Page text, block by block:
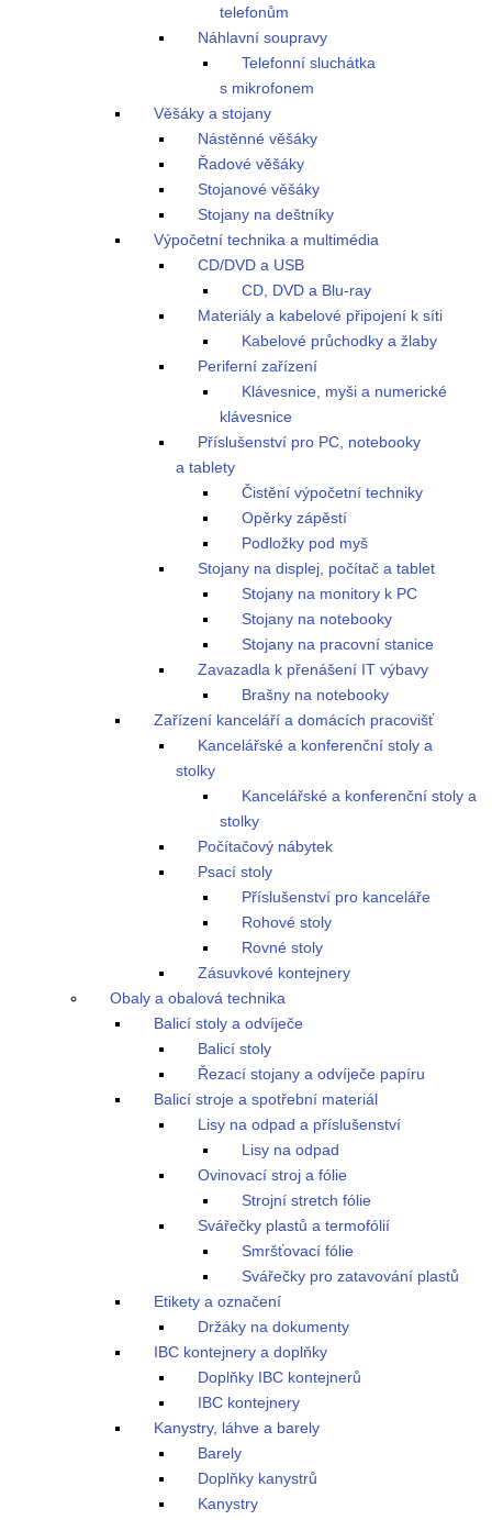
telefonům
Náhlavní soupravy
Telefonní sluchátka
s mikrofonem
Věšáky a stojany
Nástěnné věšáky
Řadové věšáky
Stojanové věšáky
Stojany na deštníky
Výpočetní technika a multimédia
CD/DVD a USB
CD, DVD a Blu-ray
Materiály a kabelové připojení k síti
Kabelové průchodky a žlaby
Periferní zařízení
Klávesnice, myši a numerické
klávesnice
Příslušenství pro PC, notebooky
a tablety
Čistění výpočetní techniky
Opěrky zápěstí
Podložky pod myš
Stojany na displej, počítač a tablet
Stojany na monitory k PC
Stojany na notebooky
Stojany na pracovní stanice
Zavazadla k přenášení IT výbavy
Brašny na notebooky
Zařízení kanceláří a domácích pracovišť
Kancelářské a konferenční stoly a
stolky
Kancelářské a konferenční stoly a
stolky
Počítačový nábytek
Psací stoly
Příslušenství pro kanceláře
Rohové stoly
Rovné stoly
Zásuvkové kontejnery
Obaly a obalová technika
Balicí stoly a odvíječe
Balicí stoly
Řezací stojany a odvíječe papíru
Balicí stroje a spotřební materiál
Lisy na odpad a příslušenství
Lisy na odpad
Ovinovací stroj a fólie
Strojní stretch fólie
Svářečky plastů a termofólií
Smršťovací fólie
Svářečky pro zatavování plastů
Etikety a označení
Držáky na dokumenty
IBC kontejnery a doplňky
Doplňky IBC kontejnerů
IBC kontejnery
Kanystry, láhve a barely
Barely
Doplňky kanystrů
Kanystry